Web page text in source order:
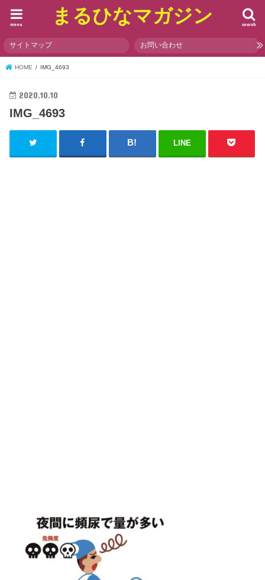
まるひなマガジン search
menu
サイトマップ お問い合わせ
HOME IMG_4693
2020.10.10
IMG_4693
LINE